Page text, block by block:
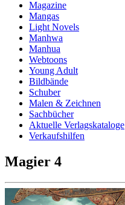
Magazine
Mangas
Light Novels
Manhwa
Manhua
Webtoons
Young Adult
Bildbände
Schuber
Malen & Zeichnen
Sachbücher
Aktuelle Verlagskataloge
Verkaufshilfen
Magier 4